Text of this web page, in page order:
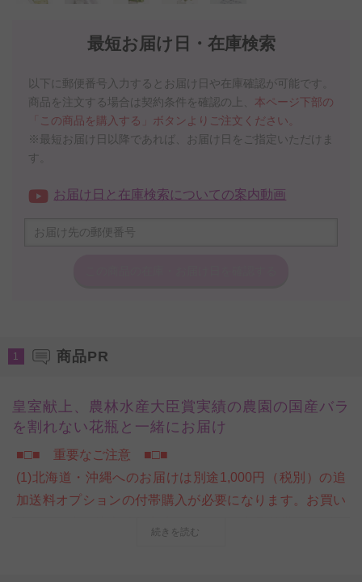
最短お届け日・在庫検索
以下に郵便番号入力するとお届け日や在庫確認が可能です。
商品を注文する場合は契約条件を確認の上、 本ページ下部の
「この商品を購入する」ボタンよりご注文ください。
※最短お届け日以降であれば、お届け日をご指定いただけま
す。
お届け日と在庫検索についての案内動画
1 商品PR
皇室献上、農林水産大臣賞実績の農園の国産バラ
を割れない花瓶と一緒にお届け
■□■ 重要なご注意 ■□■
(1)北海道・沖縄へのお届けは別途1,000円（税別）の追
加送料オプションの付帯購入が必要になります。お買い
続きを読む